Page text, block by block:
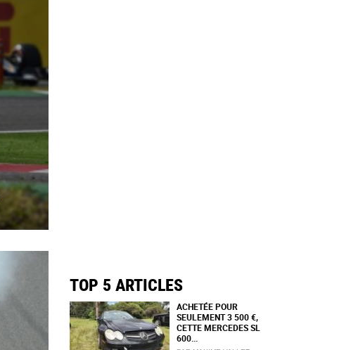
TOP 5 ARTICLES
ACHETÉE POUR
SEULEMENT 3 500 €,
CETTE MERCEDES SL
600...